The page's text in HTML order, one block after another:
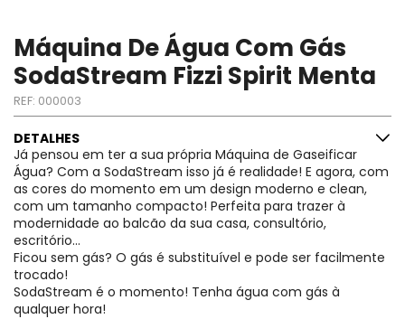
Máquina De Água Com Gás
SodaStream Fizzi Spirit Menta
REF: 000003
DETALHES
Já pensou em ter a sua própria Máquina de Gaseificar
Água? Com a SodaStream isso já é realidade! E agora, com
as cores do momento em um design moderno e clean,
com um tamanho compacto! Perfeita para trazer à
modernidade ao balcão da sua casa, consultório,
escritório...
Ficou sem gás? O gás é substituível e pode ser facilmente
trocado!
SodaStream é o momento! Tenha água com gás à
qualquer hora!